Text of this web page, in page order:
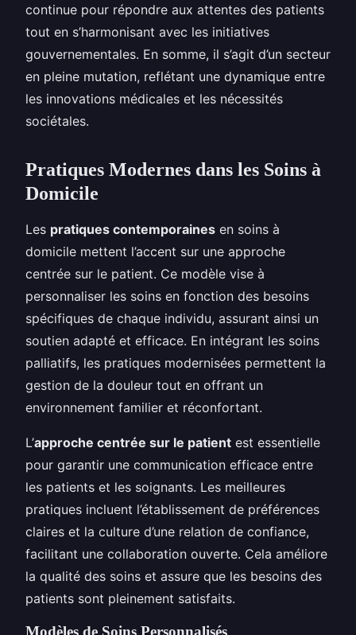
continue pour répondre aux attentes des patients
tout en s’harmonisant avec les initiatives
gouvernementales. En somme, il s’agit d’un secteur
en pleine mutation, reflétant une dynamique entre
les innovations médicales et les nécessités
sociétales.
Pratiques Modernes dans les Soins à
Domicile
Les pratiques contemporaines en soins à
domicile mettent l’accent sur une approche
centrée sur le patient. Ce modèle vise à
personnaliser les soins en fonction des besoins
spécifiques de chaque individu, assurant ainsi un
soutien adapté et efficace. En intégrant les soins
palliatifs, les pratiques modernisées permettent la
gestion de la douleur tout en offrant un
environnement familier et réconfortant.
L’approche centrée sur le patient est essentielle
pour garantir une communication efficace entre
les patients et les soignants. Les meilleures
pratiques incluent l’établissement de préférences
claires et la culture d’une relation de confiance,
facilitant une collaboration ouverte. Cela améliore
la qualité des soins et assure que les besoins des
patients sont pleinement satisfaits.
Modèles de Soins Personnalisés